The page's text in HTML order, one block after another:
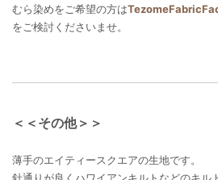
むら染めをご希望の方は
をご検討くださいませ。
＜＜その他＞＞
薄手のエイティースクエアの生地です。